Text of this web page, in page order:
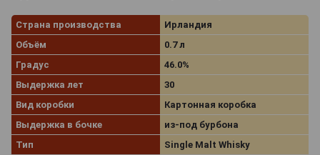
Страна производства
Ирландия
Объём
0.7 л
Градус
46.0%
Выдержка лет
30
Вид коробки
Картонная коробка
Выдержка в бочке
из-под бурбона
Тип
Single Malt Whisky